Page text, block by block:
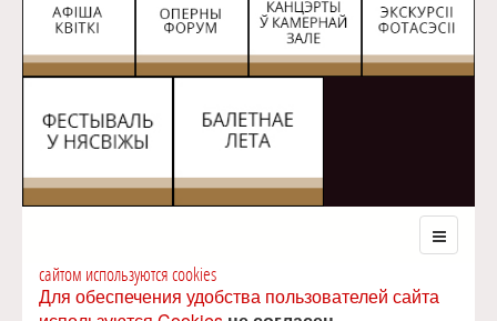
сайтом используются cookies
Для обеспечения удобства пользователей сайта